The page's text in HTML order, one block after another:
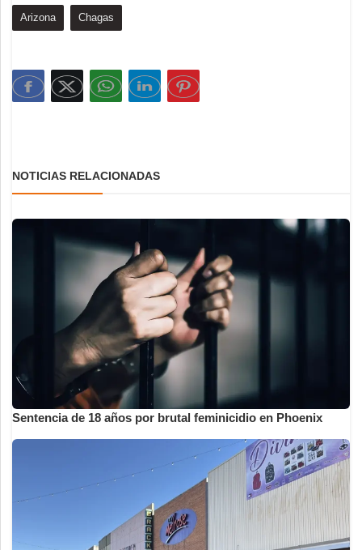
Arizona Chagas
NOTICIAS RELACIONADAS
Sentencia de 18 años por brutal feminicidio en Phoenix